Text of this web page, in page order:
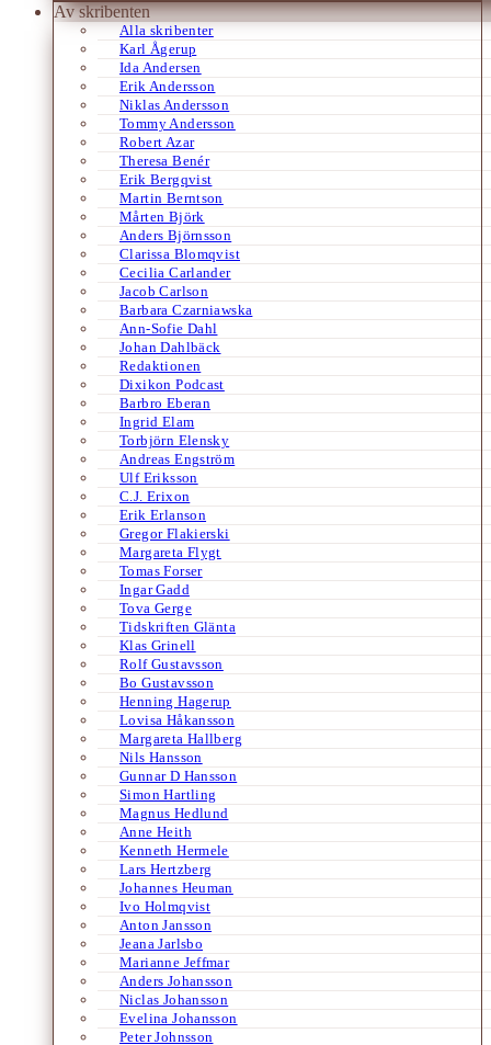
Av skribenten
Alla skribenter
Karl Ågerup
Ida Andersen
Erik Andersson
Niklas Andersson
Tommy Andersson
Robert Azar
Theresa Benér
Erik Bergqvist
Martin Berntson
Mårten Björk
Anders Björnsson
Clarissa Blomqvist
Cecilia Carlander
Jacob Carlson
Barbara Czarniawska
Ann-Sofie Dahl
Johan Dahlbäck
Redaktionen
Dixikon Podcast
Barbro Eberan
Ingrid Elam
Torbjörn Elensky
Andreas Engström
Ulf Eriksson
C.J. Erixon
Erik Erlanson
Gregor Flakierski
Margareta Flygt
Tomas Forser
Ingar Gadd
Tova Gerge
Tidskriften Glänta
Klas Grinell
Rolf Gustavsson
Bo Gustavsson
Henning Hagerup
Lovisa Håkansson
Margareta Hallberg
Nils Hansson
Gunnar D Hansson
Simon Hartling
Magnus Hedlund
Anne Heith
Kenneth Hermele
Lars Hertzberg
Johannes Heuman
Ivo Holmqvist
Anton Jansson
Jeana Jarlsbo
Marianne Jeffmar
Anders Johansson
Niclas Johansson
Evelina Johansson
Peter Johnsson